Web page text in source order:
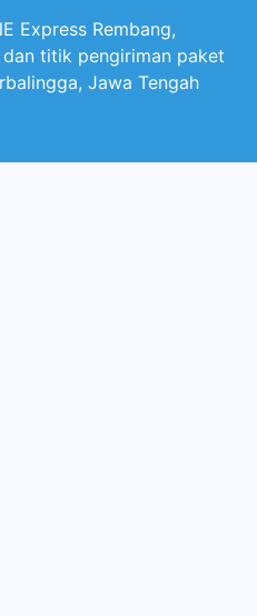
Express Rembang,
titik pengiriman paket
Jawa Tengah